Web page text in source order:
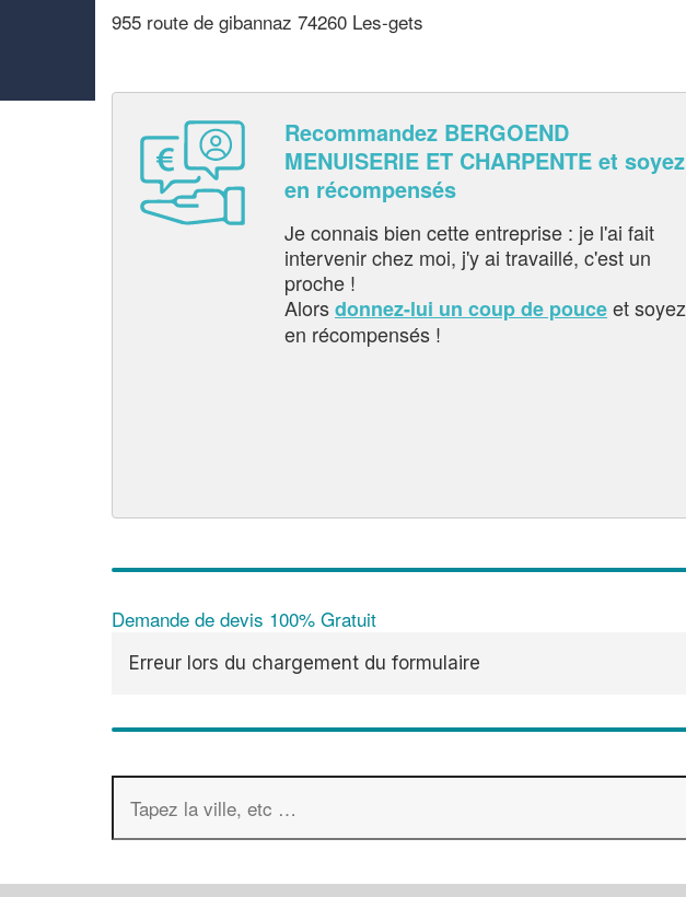
955 route de gibannaz 74260 Les-gets
Recommandez BERGOEND
MENUISERIE ET CHARPENTE et soyez
en récompensés
Je connais bien cette entreprise : je l'ai fait
intervenir chez moi, j'y ai travaillé, c'est un
proche !
Alorsdonnez-lui un coup de pouceet soyez
en récompensés !
Demande de devis 100% Gratuit
Erreur lors du chargement du formulaire